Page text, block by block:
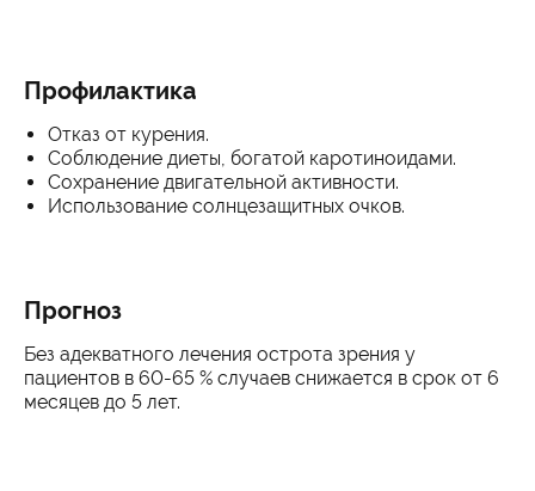
Профилактика
Отказ от курения.
Соблюдение диеты, богатой каротиноидами.
Сохранение двигательной активности.
Использование солнцезащитных очков.
Прогноз
Без адекватного лечения острота зрения у
пациентов в 60-65 % случаев снижается в срок от 6
месяцев до 5 лет.